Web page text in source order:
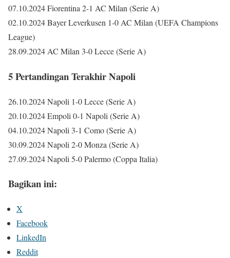
07.10.2024 Fiorentina 2-1 AC Milan (Serie A)
02.10.2024 Bayer Leverkusen 1-0 AC Milan (UEFA Champions
League)
28.09.2024 AC Milan 3-0 Lecce (Serie A)
5 Pertandingan Terakhir Napoli
26.10.2024 Napoli 1-0 Lecce (Serie A)
20.10.2024 Empoli 0-1 Napoli (Serie A)
04.10.2024 Napoli 3-1 Como (Serie A)
30.09.2024 Napoli 2-0 Monza (Serie A)
27.09.2024 Napoli 5-0 Palermo (Coppa Italia)
Bagikan ini:
X
Facebook
LinkedIn
Reddit